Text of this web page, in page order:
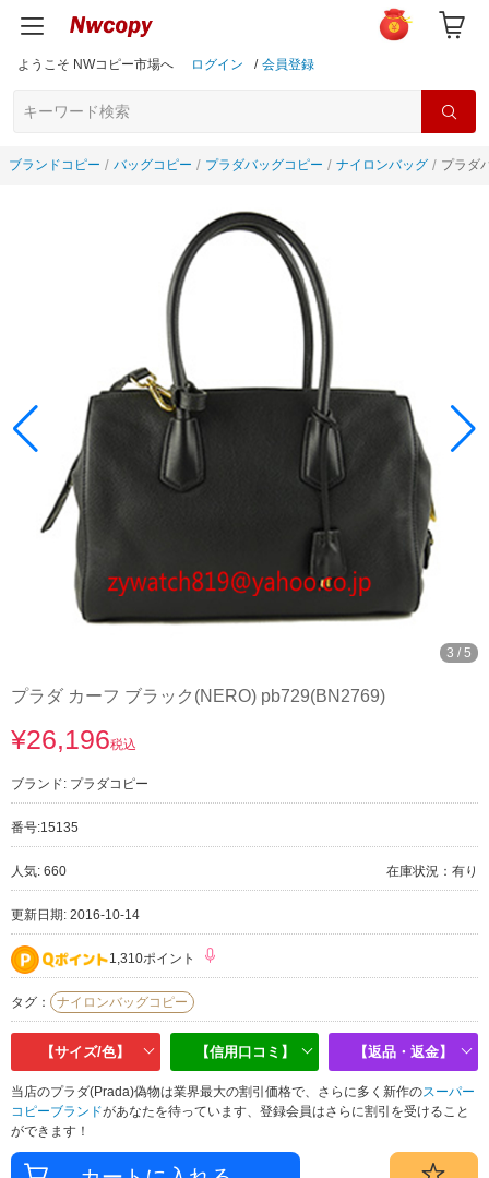
ようこそ NWコピー市場へ ログイン / 会員登録
ブランドコピー バッグコピー プラダバッグコピー ナイロンバッグ プラダ
3 / 5
プラダ カーフ ブラック(NERO) pb729(BN2769)
¥26,196税込
ブランド: プラダコピー
番号:15135
人気: 660 在庫状況：有り
更新日期: 2016-10-14
1,310ポイント
タグ： ナイロンバッグコピー
【サイズ/色】 【信用口コミ】 【返品・返金】
当店のプラダ(Prada)偽物は業界最大の割引価格で、さらに多く新作のスーパー
コピーブランドがあなたを待っています、登録会員はさらに割引を受けること
ができます！